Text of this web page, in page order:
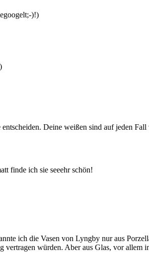
)!)
Deine weißen sind auf jeden
finde ich sie seeehr schön!
ich die Vasen von Lyngby nur aus
würden. Aber aus Glas, vor allem